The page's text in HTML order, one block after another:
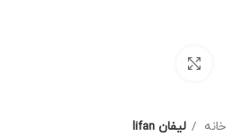
خانه لیفان lifan